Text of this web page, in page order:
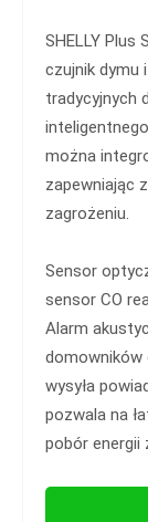
SHELLY Plus
czujnik dymu
tradycyjnych
można
zapewniając
zagrożeniu.
Sensor
sensor CO
Alarm
domowników
wysyła
pozwala na
pobór energii